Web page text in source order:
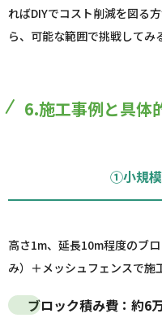
ればDIYでコスト削減を図る
ら、可能な範囲で挑戦してみ
6.施工事例と具体
①小規
高さ1m、延長10m程度のブ
み）＋メッシュフェンスで施
ブロック積み費： 約6